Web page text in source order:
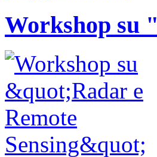
Workshop su